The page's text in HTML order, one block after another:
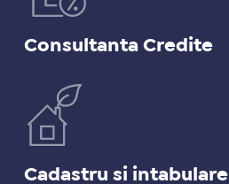
Consultanta Credite
Cadastru si intabulare